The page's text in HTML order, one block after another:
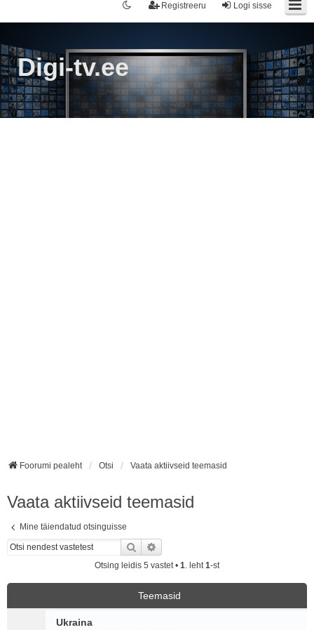
Logi sisse
Registreeru
Digi-tv.ee
Foorumi pealeht Otsi Vaata aktiivseid teemasid
Vaata aktiivseid teemasid
Mine täiendatud otsinguisse
Otsi
Otsing leidis 5 vastet • 1. leht1-st
Teemasid
Ukraina